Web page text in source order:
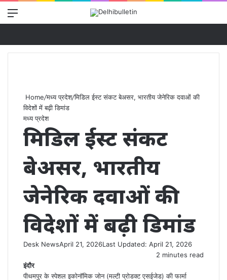
Menu
Home/मध्य प्रदेश/मिडिल ईस्ट संकट बेअसर, भारतीय जेनेरिक दवाओं की
विदेशों में बढ़ी डिमांड
मध्य प्रदेश
मिडिल ईस्ट संकट
बेअसर, भारतीय
जेनेरिक दवाओं की
विदेशों में बढ़ी डिमांड
Desk NewsApril 21, 2026Last Updated: April 21, 2026
2 minutes read
इंदौर
पीथमपुर के स्पेशल इकोनॉमिक जोन (मल्टी प्रोडक्ट एसईजेड) की फार्मा